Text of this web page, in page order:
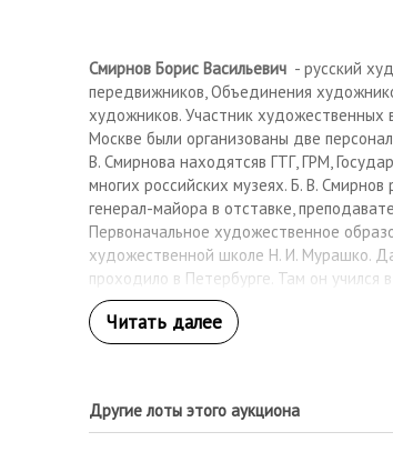
Смирнов Борис Васильевич - русский
передвижников, Объединения
художников. Участник художественных
Москве были организованы две
В. Смирнова находятсяв ГТГ, ГРМ,
многих российских музеях. Б. В.
генерал-майора в отставке,
Первоначальное художественное
художественной школе Н. И. Мурашко.
проходило в Петербурге. Там он
Кавказского, затем — в Петербургской
пейзажной живописи у профессора А. А.
«Весенних выставках» в Академии и
оставить Петербург и переехать на юг
Другие лоты этого аукциона